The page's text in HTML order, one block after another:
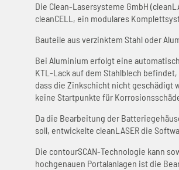
Die Clean-Lasersysteme GmbH
cleanCELL, ein modulares
Bauteile aus verzinktem Stahl oder
Bei Aluminium erfolgt eine
KTL-Lack auf dem Stahlblech
dass die Zinkschicht nicht geschädigt
keine Startpunkte für
Da die Bearbeitung der
soll, entwickelte cleanLASER die
Die contourSCAN-Technologie kann
hochgenauen Portalanlagen ist die